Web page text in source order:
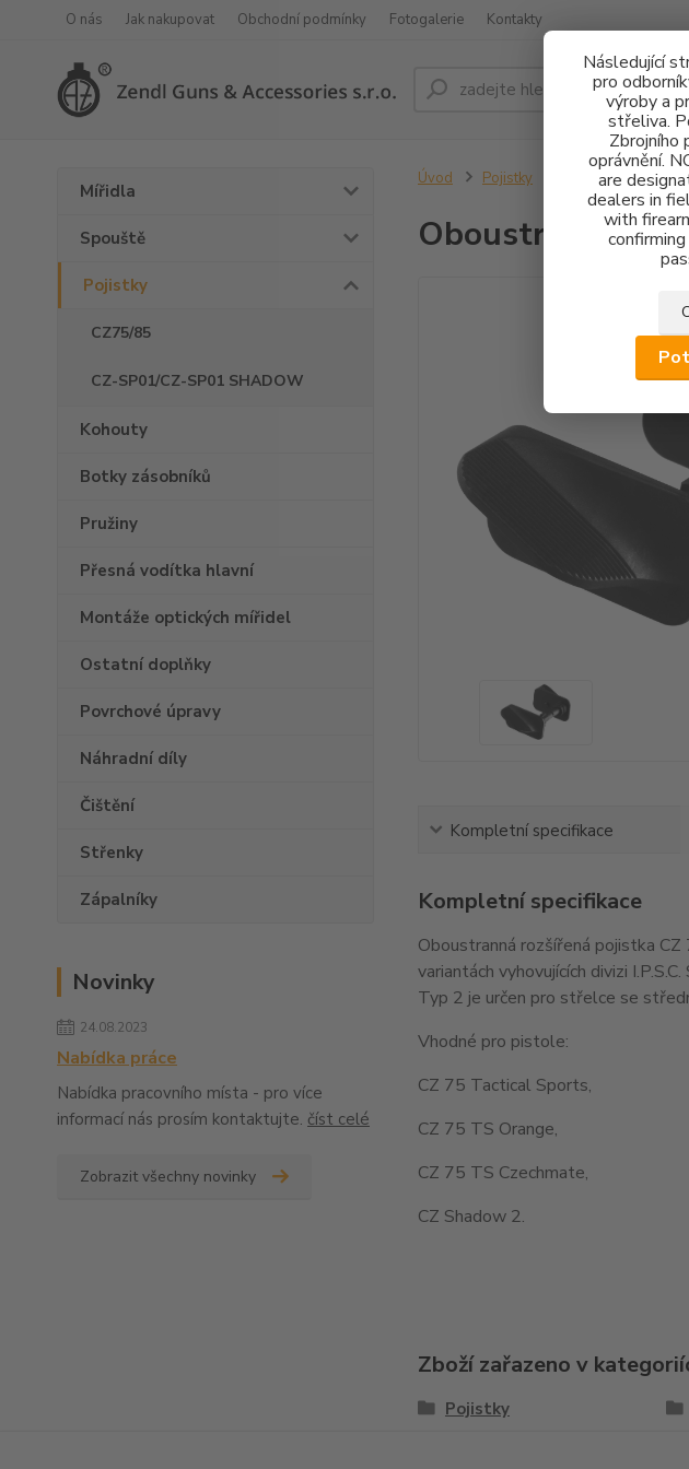
Následující
pro
výroby a
střeliva.
Zbrojního
oprávnění.
are
dealers in
with
O nás Jak nakupovat Obchodní podmínky Fotogalerie Kontakty
Mířidla
Spouště
Pojistky
CZ75/85
CZ-SP01/CZ-SP01 SHADOW
Kohouty
Botky zásobníků
Pružiny
Přesná vodítka hlavní
Montáže optických mířidel
Ostatní doplňky
Povrchové úpravy
Náhradní díly
Čištění
Střenky
Zápalníky
Novinky
24.08.2023
Nabídka práce
Nabídka pracovního místa - pro více
informací nás prosím kontaktujte. číst celé
Zobrazit všechny novinky
Úvod Pojistky Oboustranná
Oboustranná
Kompletní specifikace
Kompletní specifikace
Oboustranná rozšířená pojistka
variantách vyhovujících divizi
Typ 2 je určen pro střelce se
Vhodné pro pistole:
CZ 75 Tactical Sports,
CZ 75 TS Orange,
CZ 75 TS Czechmate,
CZ Shadow 2.
Zboží zařazeno v
Pojistky